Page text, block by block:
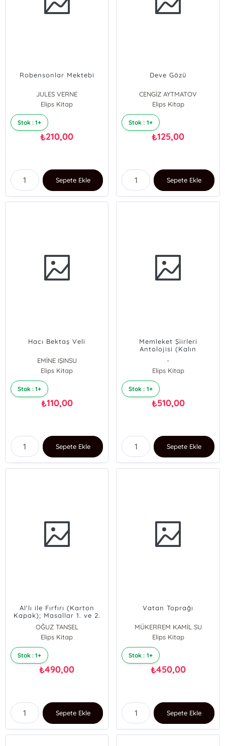
Robensonlar Mektebi
JULES VERNE
Elips Kitap
Stok : 1+
₺210,00
Sepete Ekle
Deve Gözü
CENGİZ AYTMATOV
Elips Kitap
Stok : 1+
₺125,00
Sepete Ekle
Hacı Bektaş Veli
EMİNE IŞINSU
Elips Kitap
Stok : 1+
₺110,00
Sepete Ekle
Memleket Şiirleri
Antolojisi (Kalın
-
Elips Kitap
Stok : 1+
₺510,00
Sepete Ekle
Al'lı ile Fırfırı (Karton
Kapak); Masallar 1. ve 2.
Cilt Bir Arada
OĞUZ TANSEL
Elips Kitap
Stok : 1+
₺490,00
Sepete Ekle
Vatan Toprağı
MÜKERREM KAMİL SU
Elips Kitap
Stok : 1+
₺450,00
Sepete Ekle